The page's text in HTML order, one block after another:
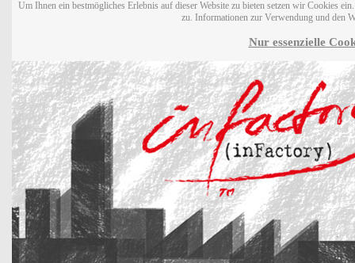
Um Ihnen ein bestmögliches Erlebnis auf dieser Website zu bieten setzen wir Cookies
zu. Informationen zur Verwendung und den
Nur essenzielle